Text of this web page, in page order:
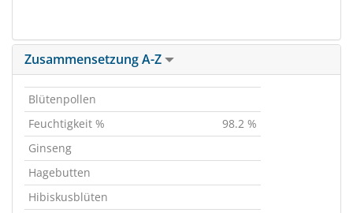
Zusammensetzung A-Z
Blütenpollen
Feuchtigkeit %
98.2 %
Ginseng
Hagebutten
Hibiskusblüten